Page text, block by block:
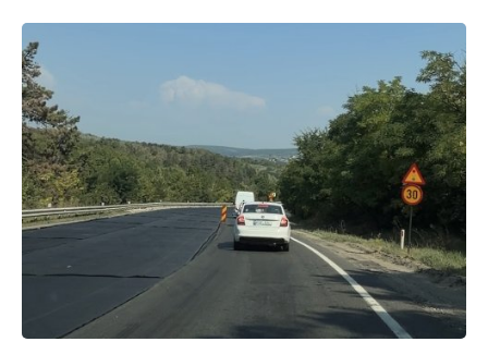
Străinătate